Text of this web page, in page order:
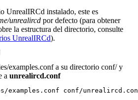
UnrealIRCd instalado, este es
unrealircd por defecto (para obtener
la estructura del directorio, consulte
UnrealIRCd).
examples.conf a su directorio conf/ y
a unrealircd.conf
examples.conf conf/